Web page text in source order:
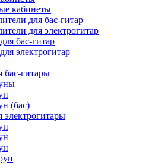
кабинеты
для бас-гитар
для электрогитар
бас-гитар
электрогитар
бас-гитары
(бас)